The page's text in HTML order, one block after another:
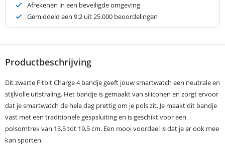
Afrekenen in een beveiligde omgeving
Gemiddeld een 9.2 uit 25.000 beoordelingen
Productbeschrijving
Dit zwarte Fitbit Charge 4 bandje geeft jouw smartwatch een neutrale en
stijlvolle uitstraling. Het bandje is gemaakt van siliconen en zorgt ervoor
dat je smartwatch de hele dag prettig om je pols zit. Je maakt dit bandje
vast met een traditionele gespsluiting en is geschikt voor een
polsomtrek van 13,5 tot 19,5 cm. Een mooi voordeel is dat je er ook mee
kan sporten.